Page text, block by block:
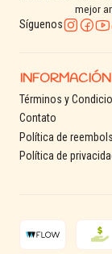
mejor
Síguenos
INFORMACIÓN
Términos y
Contato
Política de
Política de